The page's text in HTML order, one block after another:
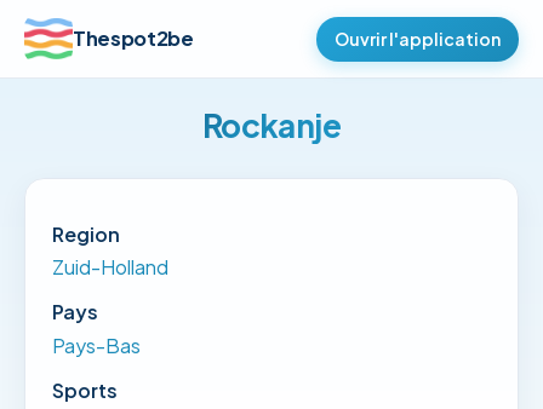
Thespot2be Ouvrir l'application
Rockanje
Region
Zuid-Holland
Pays
Pays-Bas
Sports